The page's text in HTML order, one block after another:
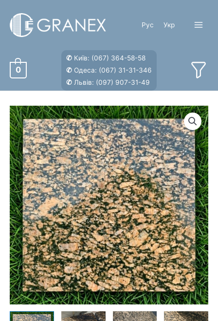
содержимому
Рус Укр
0
✆ Київ: (067) 364-58-58
✆ Одеса: (067) 31-31-346
✆ Львів: (097) 907-31-49